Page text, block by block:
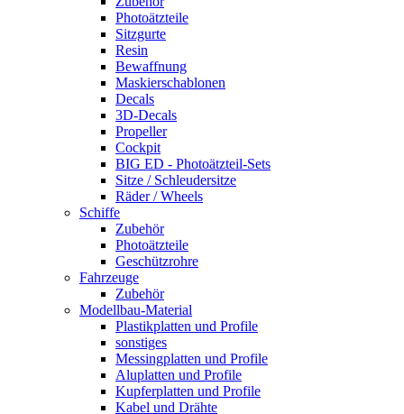
Photoätzteile
Sitzgurte
Resin
Bewaffnung
Maskierschablonen
Decals
3D-Decals
Propeller
Cockpit
BIG ED - Photoätzteil-Sets
Sitze / Schleudersitze
Räder / Wheels
Schiffe
Zubehör
Photoätzteile
Geschützrohre
Fahrzeuge
Zubehör
Modellbau-Material
Plastikplatten und Profile
sonstiges
Messingplatten und Profile
Aluplatten und Profile
Kupferplatten und Profile
Kabel und Drähte